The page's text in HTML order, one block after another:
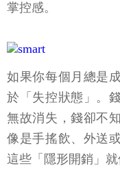
掌控感。
如果你每個月總是
於「失控狀態」。
無故消失，錢卻不
像是手搖飲、外送
這些「隱形開銷」就